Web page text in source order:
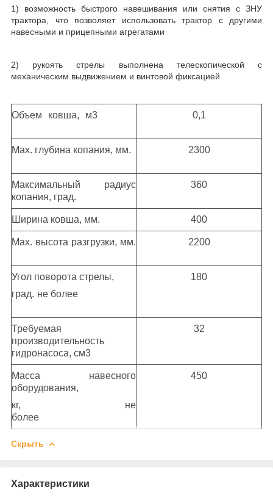
1) возможность быстрого навешивания или снятия с ЗНУ
трактора, что позволяет использовать трактор с другими
навесными и прицепными агрегатами
2) рукоять стрелы выполнена телескопической с
механическим выдвижением и винтовой фиксацией
Объем ковша, м3 0,1
Мах. глубина копания, мм. 2300
Максимальный радиус
копания, град.
360
Ширина ковша, мм. 400
Мах. высота разгрузки, мм. 2200
Угол поворота стрелы,
град. не более
180
Требуемая
производительность
гидронасоса, см3
32
Масса навесного
оборудования,
кг, не
более
450
Скрыть
Характеристики